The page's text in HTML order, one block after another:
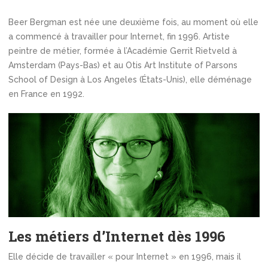
Beer Bergman est née une deuxième fois, au moment où elle
a commencé à travailler pour Internet, fin 1996. Artiste
peintre de métier, formée à l’Académie Gerrit Rietveld à
Amsterdam (Pays-Bas) et au Otis Art Institute of Parsons
School of Design à Los Angeles (États-Unis), elle déménage
en France en 1992.
Les métiers d’Internet dès 1996
Elle décide de travailler « pour Internet » en 1996, mais il